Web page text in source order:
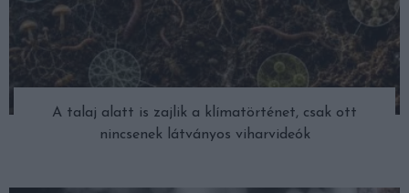
A talaj alatt is zajlik a klímatörténet, csak ott
nincsenek látványos viharvideók